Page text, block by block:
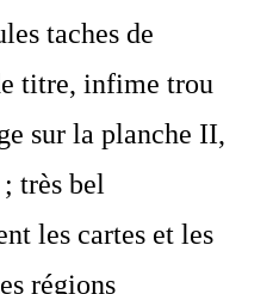
taches de
titre, infime trou
sur la planche II,
très bel
les cartes et les
régions